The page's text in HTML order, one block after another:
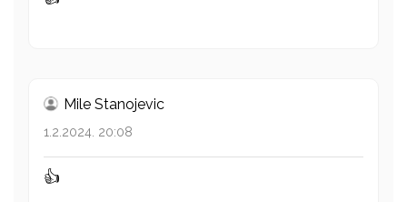
Mile Stanojevic
1.2.2024. 20:08
👍